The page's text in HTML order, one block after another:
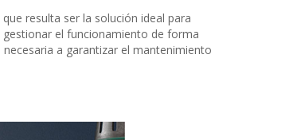
resulta ser la solución ideal para
gestionar el funcionamiento de forma
a garantizar el mantenimiento